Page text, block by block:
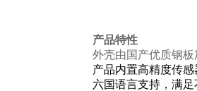
产品特性
外壳由国产优质钢
产品内置高精度传
六国语言支持，满